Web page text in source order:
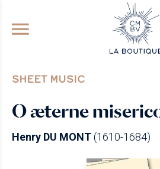
GO TO PRINCIPAL
SHEET MUSIC
O æterne
Henry DU MONT(1610-1684)